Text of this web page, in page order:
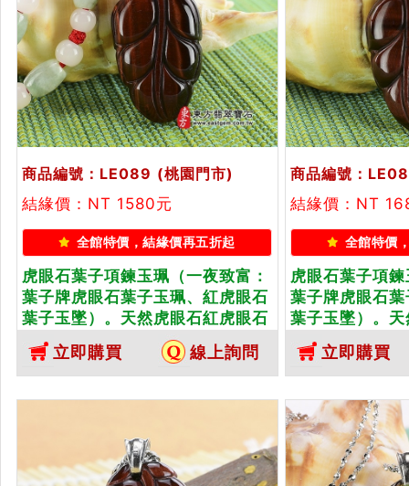
商品編號：LE089 (桃園門市)
結緣價：NT 1580元
全館特價，結緣價再五折起
虎眼石葉子項鍊玉珮（一夜致富：
葉子牌虎眼石葉子玉珮、紅虎眼石
葉子玉墜）。天然虎眼石紅虎眼石
葉子，LE089。客製化訂做各種虎
眼石葉子吊墜玉珮項鍊。★東方翡
翠寶石保證卡
立即購買 線上詢問
商品編號：
結緣價：NT
全館特價
虎眼石葉子項
葉子牌虎眼石
葉子玉墜）。
葉子，LE083
眼石葉子吊墜
翠寶石保證卡
立即購買